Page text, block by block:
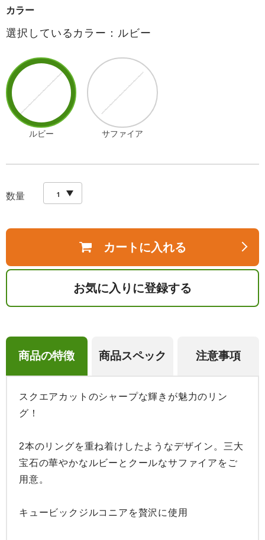
カラー
選択しているカラー：ルビー
ルビー サファイア
数量
カートに入れる
お気に入りに登録する
商品の特徴 商品スペック 注意事項
スクエアカットのシャープな輝きが魅力のリン
グ！
2本のリングを重ね着けしたようなデザイン。三大
宝石の華やかなルビーとクールなサファイアをご
用意。
キュービックジルコニアを贅沢に使用